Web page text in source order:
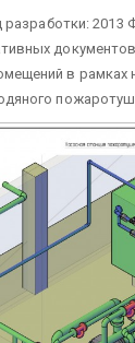
разработки: 2013
в рамках